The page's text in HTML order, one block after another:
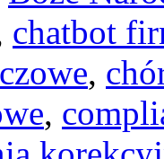
chatbot
,
,